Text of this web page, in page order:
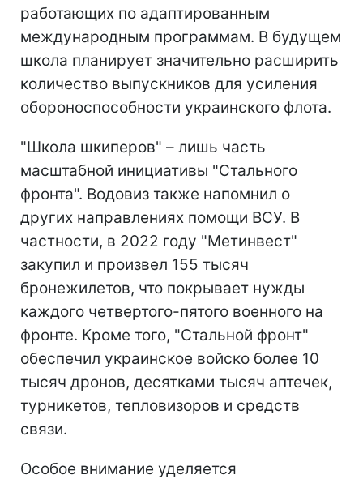
работающих по адаптированным
международным программам. В будущем
школа планирует значительно расширить
количество выпускников для усиления
обороноспособности украинского флота.
"Школа шкиперов" – лишь часть
масштабной инициативы "Стального
фронта". Водовиз также напомнил о
других направлениях помощи ВСУ. В
частности, в 2022 году "Метинвест"
закупил и произвел 155 тысяч
бронежилетов, что покрывает нужды
каждого четвертого-пятого военного на
фронте. Кроме того, "Стальной фронт"
обеспечил украинское войско более 10
тысяч дронов, десятками тысяч аптечек,
турникетов, тепловизоров и средств
связи.
Особое внимание уделяется